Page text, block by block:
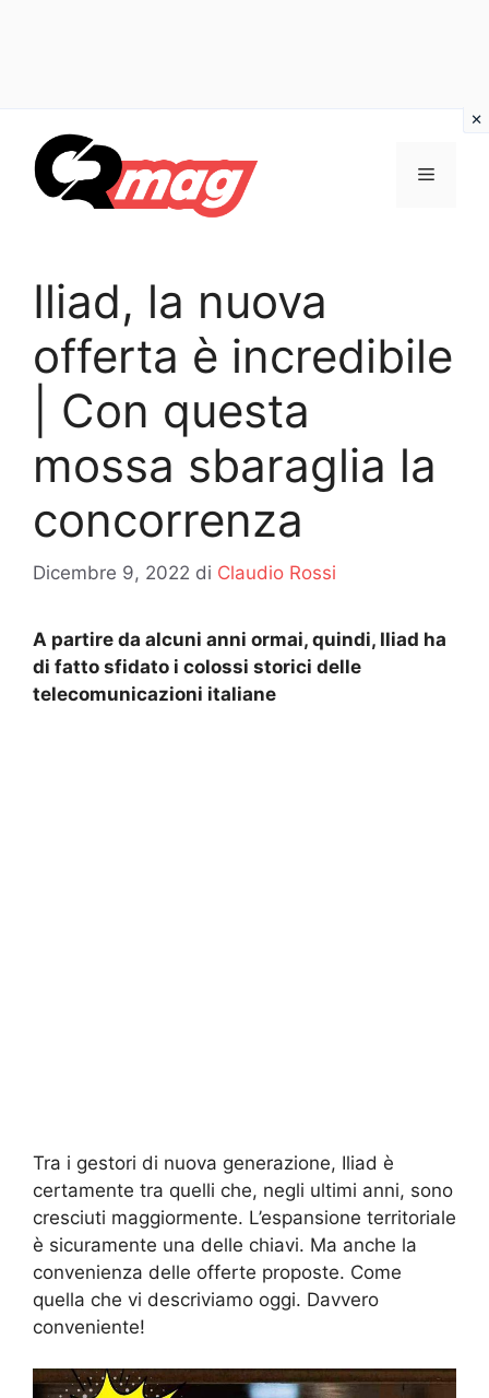
contenuto
Menu
Iliad, la nuova
offerta è incredibile
| Con questa
mossa sbaraglia la
concorrenza
Dicembre 9, 2022 di Claudio Rossi
A partire da alcuni anni ormai, quindi, Iliad ha
di fatto sfidato i colossi storici delle
telecomunicazioni italiane
Tra i gestori di nuova generazione, Iliad è
certamente tra quelli che, negli ultimi anni, sono
cresciuti maggiormente. L’espansione territoriale
è sicuramente una delle chiavi. Ma anche la
convenienza delle offerte proposte. Come
quella che vi descriviamo oggi. Davvero
conveniente!